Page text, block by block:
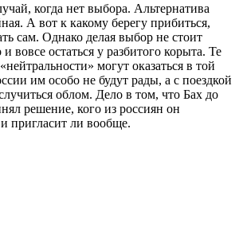
когда нет выбора. Альтернатива
А вот к какому берегу прибиться,
сам. Однако делая выбор не стоит
вовсе остаться у разбитого корыта. Те
могут оказаться в той
им особо не будут рады, а с поездкой
облом. Дело в том, что Бах до
решение, кого из россиян он
пригласит ли вообще.